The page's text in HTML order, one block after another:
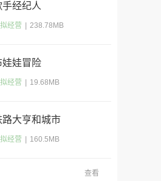
手经纪人
经营 238.78MB
娃娃冒险
经营 19.68MB
路大亨和城市
2)
经营 160.5MB
查看